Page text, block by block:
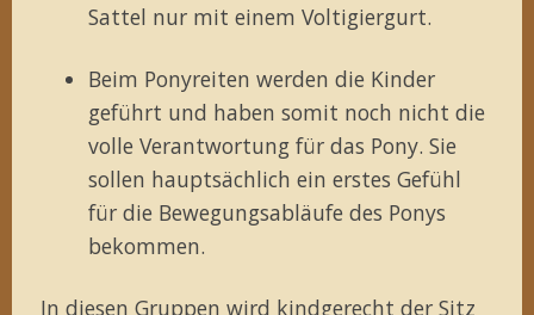
Sattel nur mit einem Voltigiergurt.
Beim Ponyreiten werden die Kinder
geführt und haben somit noch nicht die
volle Verantwortung für das Pony. Sie
sollen hauptsächlich ein erstes Gefühl
für die Bewegungsabläufe des Ponys
bekommen.
In diesen Gruppen wird kindgerecht der Sitz